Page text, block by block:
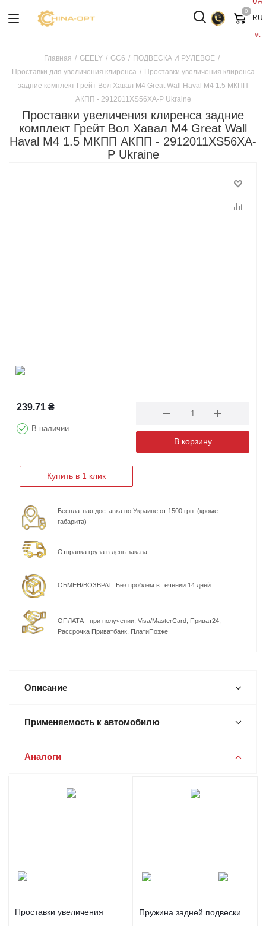
RU
yt
0
Главная / GEELY / GC6 / ПОДВЕСКА И РУЛЕВОЕ /
Проставки для увеличения клиренса / Проставки увеличения клиренса
задние комплект Грейт Вол Хавал М4 Great Wall Haval M4 1.5 МКПП
АКПП - 2912011XS56XA-P Ukraine
Проставки увеличения клиренса задние
комплект Грейт Вол Хавал М4 Great Wall
Haval M4 1.5 МКПП АКПП - 2912011XS56XA-
P Ukraine
239.71 ₴
В наличии
В корзину
Купить в 1 клик
Бесплатная доставка по Украине от 1500 грн. (кроме
габарита)
Отправка груза в день заказа
ОБМЕН/ВОЗВРАТ: Без проблем в течении 14 дней
ОПЛАТА - при получении, Visa/MasterCard, Приват24,
Рассрочка Приватбанк, ПлатиПозже
Описание
Применяемость к автомобилю
Аналоги
Проставки увеличения
Пружина задней подвески